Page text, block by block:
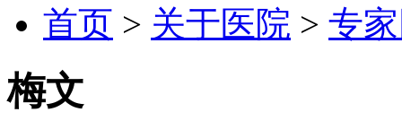
首页 > 关于医院 > 专
梅文